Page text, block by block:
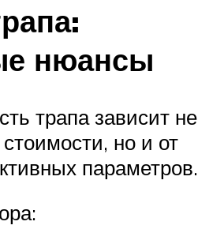
нюансы
трапа зависит не
стоимости, но и от
параметров.